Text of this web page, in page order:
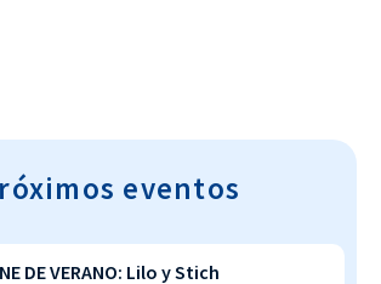
eventos
DE VERANO: Lilo y Stich